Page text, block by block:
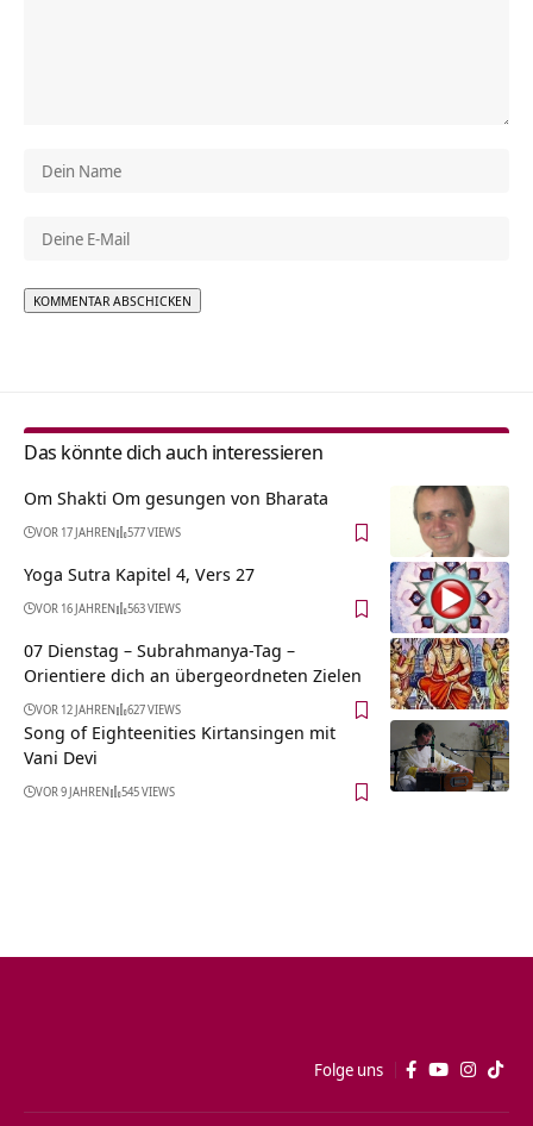
Das könnte dich auch interessieren
Om Shakti Om gesungen von Bharata
VOR 17 JAHREN 577 VIEWS
Yoga Sutra Kapitel 4, Vers 27
VOR 16 JAHREN 563 VIEWS
07 Dienstag – Subrahmanya-Tag –
Orientiere dich an übergeordneten Zielen
VOR 12 JAHREN 627 VIEWS
Song of Eighteenities Kirtansingen mit
Vani Devi
VOR 9 JAHREN 545 VIEWS
Folge uns